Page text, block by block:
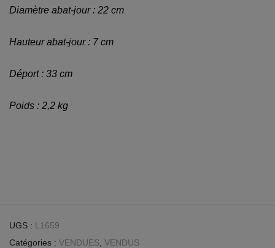
Diamètre abat-jour : 22 cm
Hauteur abat-jour : 7 cm
Déport : 33 cm
Poids : 2,2 kg
UGS : L1659
Catégories : VENDUES VENDUS